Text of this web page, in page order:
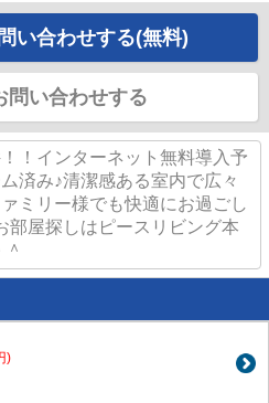
い合わせする(無料)
問い合わせする
！インターネット無料導入予
済み♪清潔感ある室内で広々
ミリー様でも快適にお過ごし
部屋探しはピースリビング本
)